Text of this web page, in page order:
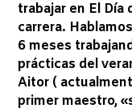
trabajar en El Día
carrera.
6 meses
prácticas del
Aitor (
primer maestro,